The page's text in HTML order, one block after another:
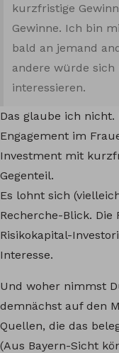
kurzfristige
Gewinne. Ich bin
bald an jemand
andere würde
interessieren.
Das glaube ich
Engagement im
Investment mit
Gegenteil.
Es lohnt sich
Recherche-Blick. Die
Risikokapital-
Interesse.
Und woher nimmst
demnächst auf den
Quellen, die das
(Aus Bayern-Sicht